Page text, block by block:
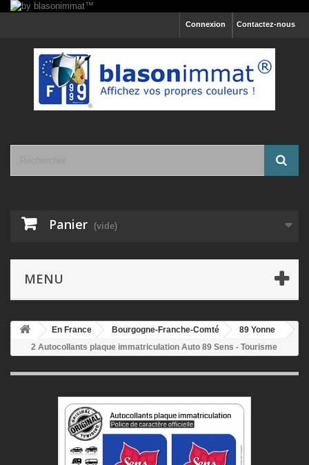
Contactez-nous
Connexion
Panier (vide)
MENU
En France Bourgogne-Franche-Comté
89 Yonne
2 Autocollants plaque immatriculation Auto 89 Sens - Tourisme